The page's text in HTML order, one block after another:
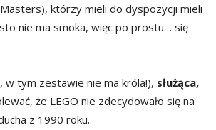
którzy mieli do dyspozycji mieli
nie ma smoka, więc po prostu… się
w tym zestawie nie ma króla!), służąca,
że LEGO nie zdecydowało się na
z 1990 roku.